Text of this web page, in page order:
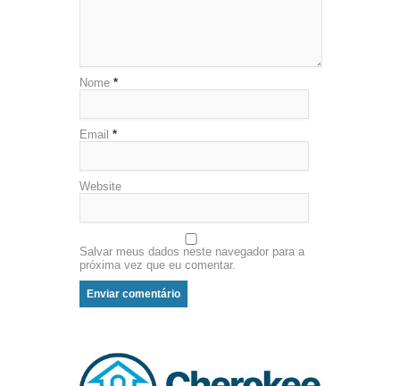
Nome *
Email *
Website
Salvar meus dados neste navegador para a
próxima vez que eu comentar.